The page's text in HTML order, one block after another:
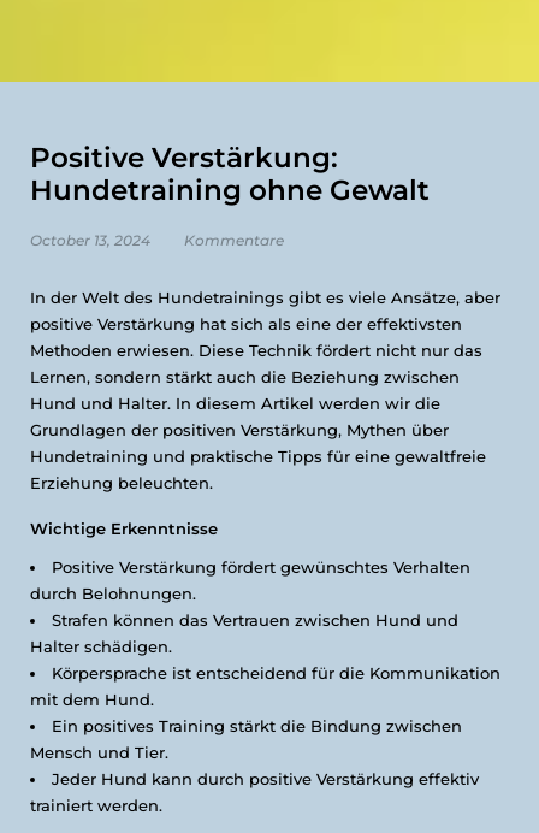
Positive Verstärkung:
Hundetraining ohne Gewalt
October 13, 2024 Kommentare
In der Welt des Hundetrainings gibt es viele Ansätze, aber
positive Verstärkung hat sich als eine der effektivsten
Methoden erwiesen. Diese Technik fördert nicht nur das
Lernen, sondern stärkt auch die Beziehung zwischen
Hund und Halter. In diesem Artikel werden wir die
Grundlagen der positiven Verstärkung, Mythen über
Hundetraining und praktische Tipps für eine gewaltfreie
Erziehung beleuchten.
Wichtige Erkenntnisse
Positive Verstärkung fördert gewünschtes Verhalten
durch Belohnungen.
Strafen können das Vertrauen zwischen Hund und
Halter schädigen.
Körpersprache ist entscheidend für die Kommunikation
mit dem Hund.
Ein positives Training stärkt die Bindung zwischen
Mensch und Tier.
Jeder Hund kann durch positive Verstärkung effektiv
trainiert werden.